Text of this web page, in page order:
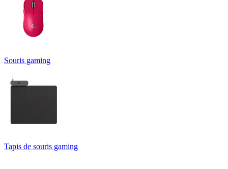
Souris gaming
Tapis de souris gaming